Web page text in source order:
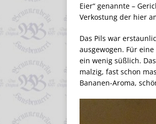
Eier“ genannte –
Verkostung der hier
Das Pils war
ausgewogen. Für
ein wenig süßlich.
malzig, fast schon
Bananen-Aroma,